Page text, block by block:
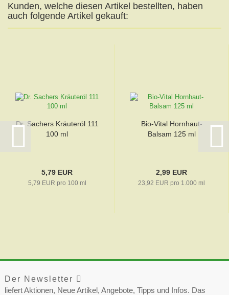
Kunden, welche diesen Artikel bestellten, haben
auch folgende Artikel gekauft:
Dr. Sachers Kräuteröl 111
100 ml
5,79 EUR
5,79 EUR pro 100 ml
Bio-Vital Hornhaut-
Balsam 125 ml
2,99 EUR
23,92 EUR pro 1.000 ml
Der Newsletter
liefert Aktionen, Neue Artikel, Angebote, Tipps und Infos. Das